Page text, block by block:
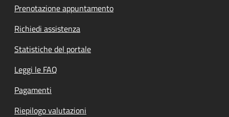
Prenotazione appuntamento
Richiedi assistenza
Statistiche del portale
Leggi le FAQ
Pagamenti
Riepilogo valutazioni